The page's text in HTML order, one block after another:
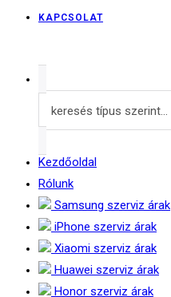
KAPCSOLAT
Kezdőoldal
Rólunk
Samsung szerviz árak
iPhone szerviz árak
Xiaomi szerviz árak
Huawei szerviz árak
Honor szerviz árak